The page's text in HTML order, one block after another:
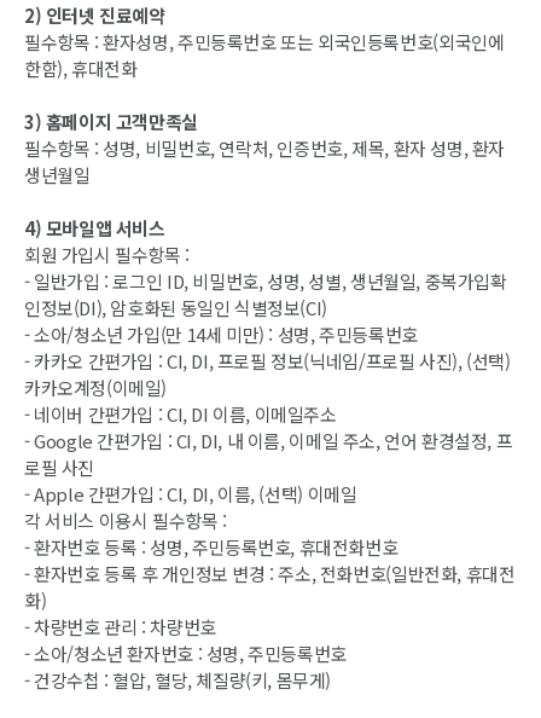
2) 인터넷 진료예약
필수항목 : 환자성명, 주민등록번호 또는 외국인등록번호(외국인에
한함), 휴대전화
3) 홈페이지 고객만족실
필수항목 : 성명, 비밀번호, 연락처, 인증번호, 제목, 환자 성명, 환자
생년월일
4) 모바일앱 서비스
회원 가입시 필수항목 :
- 일반가입 : 로그인 ID, 비밀번호, 성명, 성별, 생년월일, 중복가입확
인정보(DI), 암호화된 동일인 식별정보(CI)
- 소아/청소년 가입(만 14세 미만) : 성명, 주민등록번호
- 카카오 간편가입 : CI, DI, 프로필 정보(닉네임/프로필 사진), (선택)
카카오계정(이메일)
- 네이버 간편가입 : CI, DI 이름, 이메일주소
- Google 간편가입 : CI, DI, 내 이름, 이메일 주소, 언어 환경설정, 프
로필 사진
- Apple 간편가입 : CI, DI, 이름, (선택) 이메일
각 서비스 이용시 필수항목 :
- 환자번호 등록 : 성명, 주민등록번호, 휴대전화번호
- 환자번호 등록 후 개인정보 변경 : 주소, 전화번호(일반전화, 휴대전
화)
- 차량번호 관리 : 차량번호
- 소아/청소년 환자번호 : 성명, 주민등록번호
- 건강수첩 : 혈압, 혈당, 체질량(키, 몸무게)